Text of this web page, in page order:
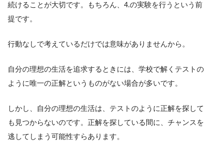
続けることが大切です。もちろん、4.の実験を行うという前
提です。
行動なしで考えているだけでは意味がありませんから。
自分の理想の生活を追求するときには、学校で解くテストの
ように唯一の正解というものがない場合が多いです。
しかし、自分の理想の生活は、テストのように正解を探して
も見つからないのです。正解を探している間に、チャンスを
逃してしまう可能性すらあります。